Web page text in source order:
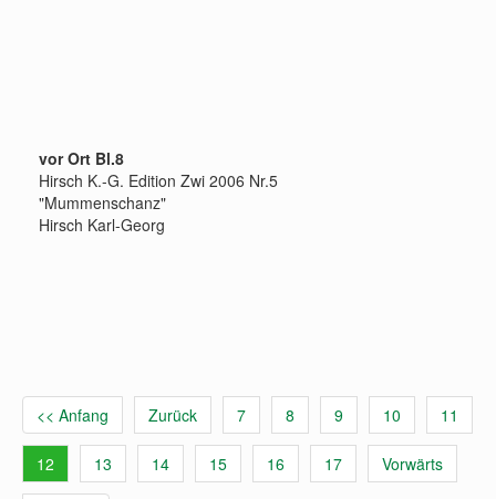
vor Ort Bl.8
Hirsch K.-G. Edition Zwi 2006 Nr.5
"Mummenschanz"
Hirsch Karl-Georg
<< Anfang Zurück 7 8 9 10 11
12 13 14 15 16 17 Vorwärts